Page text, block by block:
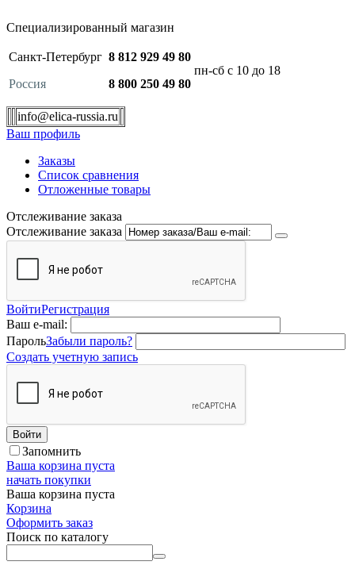
Специализированный магазин
Санкт-Петербург
Россия
8 812 929 49 80
8 800 250 49 80
пн-сб с 10 до 18
info@elica-russia.ru
Ваш профиль
Заказы
Список сравнения
Отложенные товары
Отслеживание заказа
Отслеживание заказа
ВойтиРегистрация
Ваш e-mail:
ПарольЗабыли пароль?
Создать учетную запись
Войти
Запомнить
Ваша корзина пуста
начать покупки
Ваша корзина пуста
Корзина
Оформить заказ
Поиск по каталогу